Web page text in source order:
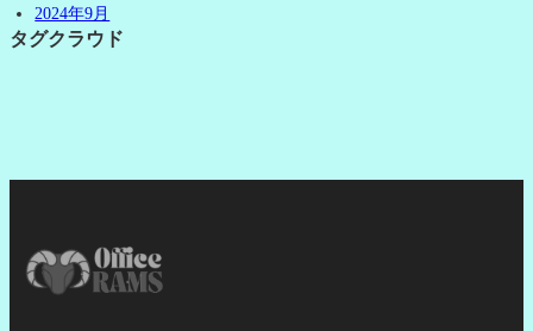
2024年9月
タグクラウド